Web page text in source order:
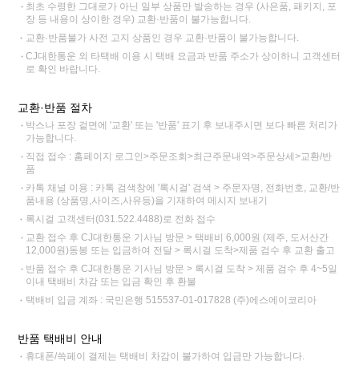
최초 수령한 그대로가 아닌 일부 상품만 발송하는 경우 (사은품, 패키지, 포
장 등 내용이 상이한 경우) 교환·반품이 불가능합니다.
교환·반품불가 사전 고지 상품인 경우 교환·반품이 불가능합니다.
CJ대한통운 외 타택배 이용 시 택배 요금과 반품 주소가 상이하니 고객센터
로 확인 바랍니다.
교환·반품 절차
박스나 포장 겉면에 '교환' 또는 '반품' 표기 후 보내주시면 보다 빠른 처리가
가능합니다.
직접 접수 : 홈페이지 로그인>주문조회>최근주문내역>주문상세>교환/반
품
카톡 채널 이용 : 카톡 검색창에 '록시걸' 검색 > 주문자명, 전화번호, 교환/반
품내용 (상품명,사이즈,사유등)을 기재하여 메시지 보내기
록시걸 고객센터(031.522.4488)로 전화 접수
교환 접수 후 CJ대한통운 기사님 방문 > 택배비 6,000원 (제주, 도서산간
12,000원)동봉 또는 입금하여 전달 > 록시걸 도착>제품 검수 후 교환 출고
반품 접수 후 CJ대한통운 기사님 방문 > 록시걸 도착 > 제품 검수 후 4~5일
이내 택배비 차감 또는 입금 확인 후 환불
택배비 입금 계좌 : 국민은행 515537-01-017828 (주)에스에이코리아
반품 택배비 안내
휴대폰/쓱페이 결제는 택배비 차감이 불가하여 입금만 가능합니다.